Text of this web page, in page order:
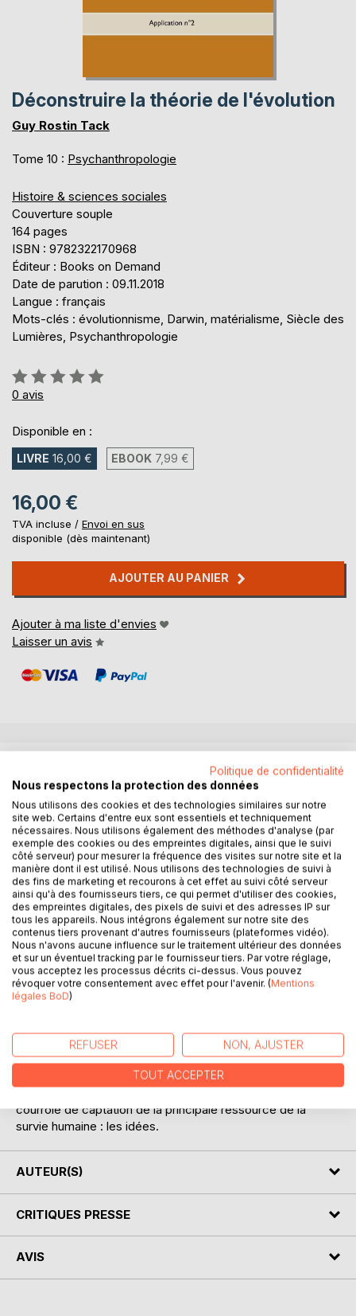
Déconstruire la théorie de l'évolution
Guy Rostin Tack
Tome 10 : Psychanthropologie
Histoire & sciences sociales
Couverture souple
164 pages
ISBN : 9782322170968
Éditeur : Books on Demand
Date de parution : 09.11.2018
Langue : français
Mots-clés : évolutionnisme, Darwin, matérialisme, Siècle des
Lumières, Psychanthropologie
Évaluation:
0%
0 avis
Disponible en :
LIVRE 16,00 € EBOOK 7,99 €
16,00 €
TVA incluse / Envoi en sus
disponible (dès maintenant)
AJOUTER AU PANIER
Ajouter à ma liste d'envies
Laisser un avis
Nous avons évalué la pertinence de la théorie de l'évolution
à l'aune de la Psychanthropologie. Les résultats sont sans
équivoques. En effet, en restant dans la même dimension
que Darwin, celle du matérialisme, la théorie de l'évolution
n'est absolument pas logique et ne peut donc pas être
soutenable. En dehors du constat que ses déductions,
voire inductions, s'appuient principalement sur des
croyances, cette évaluation débouche sur une conclusion
sarcastique. Elle montre que si l'évolution avait eu lieu, elle
se serait passée dans le sens inverse. C'est-à-dire que
c'est l'Homme qui serait ancêtre du Singe et non l'inverse.
Ce qui, dans l'entendement de tous, est une profonde
impossible de démontrer l'apparition et l'évolution de
l'esprit, un des principaux outils de la survie humaine.
L'esprit et son champ d'activité sont radicalement hors
d'atteinte de la Science. Il représente pourtant l'unique
courroie de captation de la principale ressource de la
survie humaine : les idées.
AUTEUR(S)
CRITIQUES PRESSE
AVIS
Politique de confidentialité
Nous respectons la protection des données
Nous utilisons des cookies et des technologies similaires sur notre
site web. Certains d'entre eux sont essentiels et techniquement
nécessaires. Nous utilisons également des méthodes d'analyse (par
exemple des cookies ou des empreintes digitales, ainsi que le suivi
côté serveur) pour mesurer la fréquence des visites sur notre site et la
manière dont il est utilisé. Nous utilisons des technologies de suivi à
des fins de marketing et recourons à cet effet au suivi côté serveur
ainsi qu'à des fournisseurs tiers, ce qui permet d'utiliser des cookies,
des empreintes digitales, des pixels de suivi et des adresses IP sur
tous les appareils. Nous intégrons également sur notre site des
contenus tiers provenant d'autres fournisseurs (plateformes vidéo).
Nous n'avons aucune influence sur le traitement ultérieur des données
et sur un éventuel tracking par le fournisseur tiers. Par votre réglage,
vous acceptez les processus décrits ci-dessus. Vous pouvez
révoquer votre consentement avec effet pour l'avenir. (Mentions
légales BoD)
REFUSER NON, AJUSTER
TOUT ACCEPTER